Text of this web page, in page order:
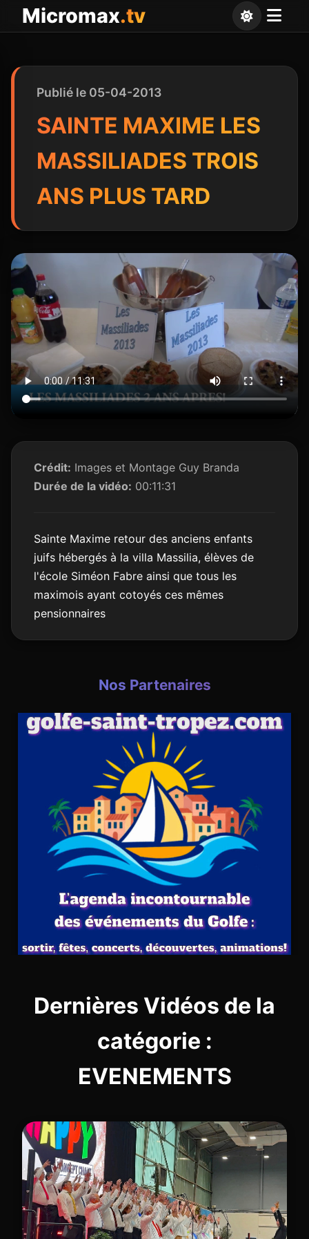
Micromax.tv
Publié le 05-04-2013
SAINTE MAXIME LES
MASSILIADES TROIS
ANS PLUS TARD
Crédit: Images et Montage Guy Branda
Durée de la vidéo: 00:11:31
Sainte Maxime retour des anciens enfants
juifs hébergés à la villa Massilia, élèves de
l'école Siméon Fabre ainsi que tous les
maximois ayant cotoyés ces mêmes
pensionnaires
Nos Partenaires
Dernières Vidéos de la
catégorie :
EVENEMENTS
Panneau de gestion des cookies